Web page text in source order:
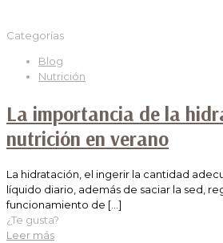
Categorías
Blog
Nutrición
La importancia de la
nutrición en verano
La hidratación, el ingerir la cantidad
líquido diario, además de saciar la sed,
funcionamiento de […]
¿Te gusta?
Leer más